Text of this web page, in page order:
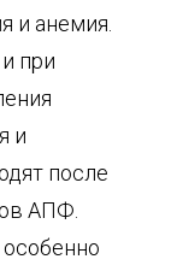
и анемия.
при
и
после
АПФ.